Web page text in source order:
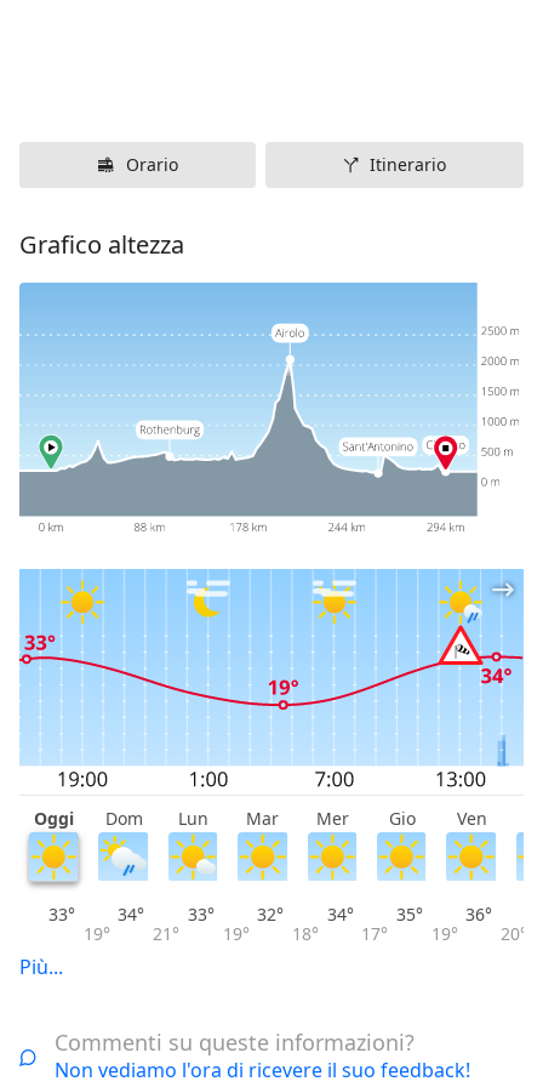
Orario Itinerario
Grafico altezza
Oggi Dom Lun Mar Mer Gio Ven
33°
19°
34°
21°
33°
19°
32°
18°
34°
17°
35°
19°
36°
20°
Più...
Commenti su queste informazioni?
Non vediamo l'ora di ricevere il suo feedback!